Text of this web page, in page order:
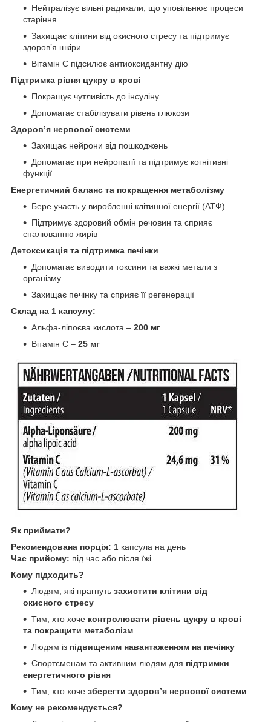
Нейтралізує вільні радикали, що уповільнює процеси
старіння
Захищає клітини від окисного стресу та підтримує
здоров’я шкіри
Вітамін C підсилює антиоксидантну дію
Підтримка рівня цукру в крові
Покращує чутливість до інсуліну
Допомагає стабілізувати рівень глюкози
Здоров’я нервової системи
Захищає нейрони від пошкоджень
Допомагає при нейропатії та підтримує когнітивні
функції
Енергетичний баланс та покращення метаболізму
Бере участь у виробленні клітинної енергії (АТФ)
Підтримує здоровий обмін речовин та сприяє
спалюванню жирів
Детоксикація та підтримка печінки
Допомагає виводити токсини та важкі метали з
організму
Захищає печінку та сприяє її регенерації
Склад на 1 капсулу:
Альфа-ліпоєва кислота – 200 мг
Вітамін C – 25 мг
Як приймати?
Рекомендована порція: 1 капсула на день
Час прийому: під час або після їжі
Кому підходить?
Людям, які прагнуть захистити клітини від
окисного стресу
Тим, хто хоче контролювати рівень цукру в крові
та покращити метаболізм
Людям із підвищеним навантаженням на печінку
Спортсменам та активним людям для підтримки
енергетичного рівня
Тим, хто хоче зберегти здоров’я нервової системи
Кому не рекомендується?